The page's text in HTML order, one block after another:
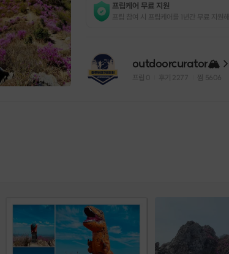
프립케어 무료 지원
프립 참여 시 프립케어를 1년간 무료 지원
outdoorcurator🏔
프립 0 후기 2277 찜 5606